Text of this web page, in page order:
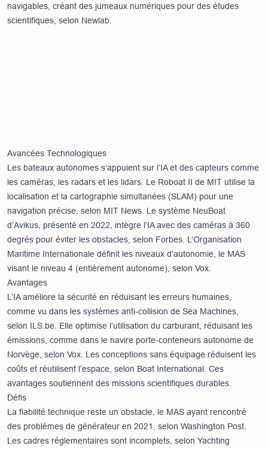
navigables, créant des jumeaux numériques pour des études
scientifiques, selon Newlab
Avancées Technologiques
Les bateaux autonomes s’appuient sur l’IA et des capteurs comme
les caméras, les radars et les lidars. Le Roboat II de MIT utilise la
localisation et la cartographie simultanées (SLAM) pour une
navigation précise, selon MIT News . Le système NeuBoat
d’Avikus, présenté en 2022, intègre l’IA avec des caméras à 360
degrés pour éviter les obstacles, selon Forbes . L’Organisation
Maritime Internationale définit les niveaux d’autonomie, le MAS
visant le niveau 4 (entièrement autonome), selon Vox
Avantages
L’IA améliore la sécurité en réduisant les erreurs humaines,
comme vu dans les systèmes anti-collision de Sea Machines,
selon ILS.be . Elle optimise l’utilisation du carburant, réduisant les
émissions, comme dans le navire porte-conteneurs autonome de
Norvège, selon Vox . Les conceptions sans équipage réduisent les
coûts et réutilisent l’espace, selon Boat International . Ces
avantages soutiennent des missions scientifiques durables.
Défis
La fiabilité technique reste un obstacle, le MAS ayant rencontré
des problèmes de générateur en 2021, selon Washington Post
Les cadres réglementaires sont incomplets, selon Yachting